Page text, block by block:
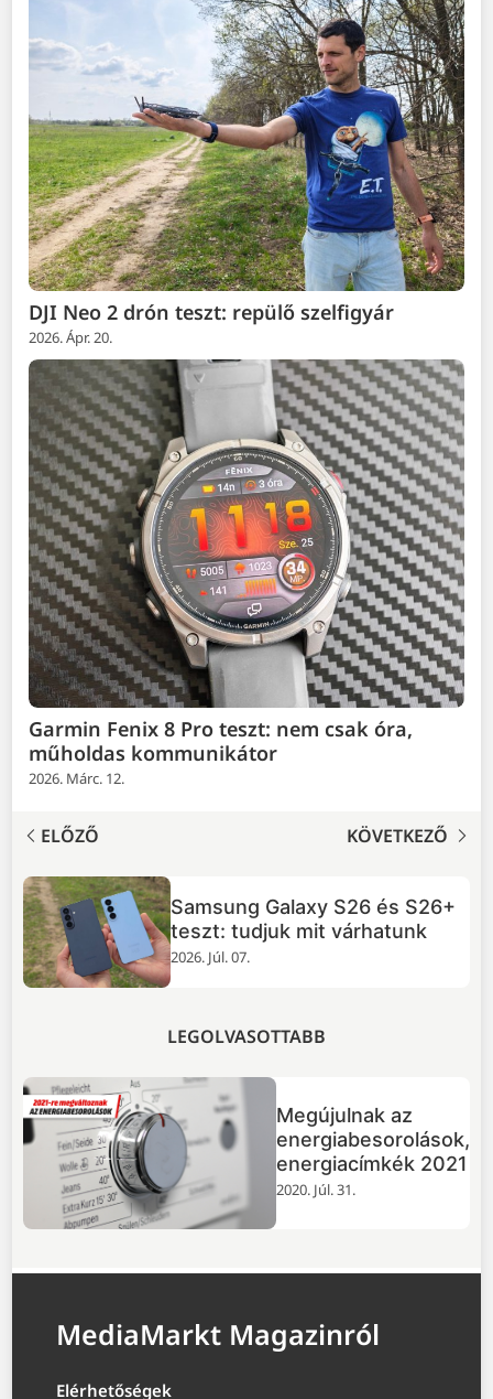
DJI Neo 2 drón teszt: repülő szelfigyár
2026. Ápr. 20.
Garmin Fenix 8 Pro teszt: nem csak óra,
műholdas kommunikátor
2026. Márc. 12.
ELŐZŐ KÖVETKEZŐ
TOP 5 dolog, amit tudnod
érdemes a GTA VI-ról
2026. Júl. 02.
LEGOLVASOTTABB
Megújulnak az
energiabesorolások,
energiacímkék 2021
2020. Júl. 31.
MediaMarkt Magazinról
Elérhetőségek